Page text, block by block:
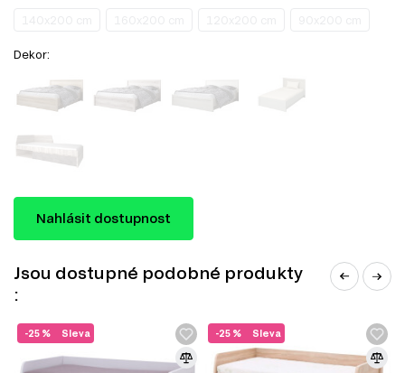
Dekor:
Nahlásit dostupnost
Jsou dostupné podobné produkty
:
Sleva
-25 % Sleva
-25 %